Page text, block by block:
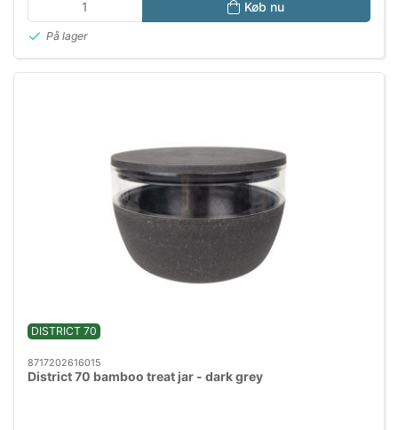
Køb nu
På lager
DISTRICT 70
8717202616015
District 70 bamboo treat jar - dark grey